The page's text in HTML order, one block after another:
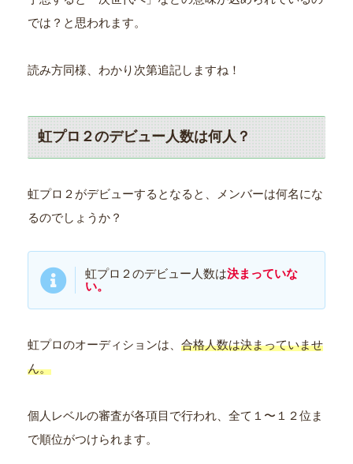
では？と思われます。
読み方同様、わかり次第追記しますね！
虹プロ２のデビュー人数は何人？
虹プロ２がデビューするとなると、メンバーは何名にな
るのでしょうか？
虹プロ２のデビュー人数は決まっていな
い。
虹プロのオーディションは、 合格人数は決まっていませ
ん。
個人レベルの審査が各項目で行われ、全て１〜１２位ま
で順位がつけられます。